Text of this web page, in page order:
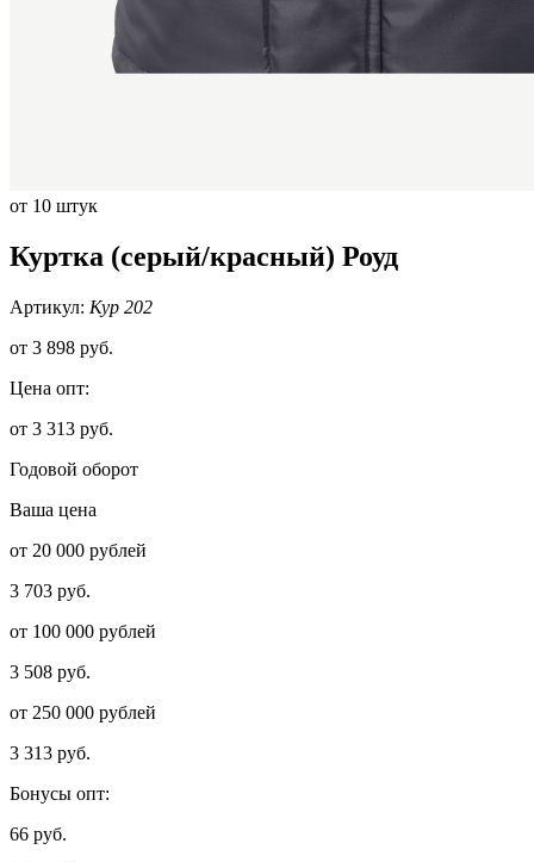
от 10 штук
Куртка (серый/красный) Роуд
Артикул: Кур 202
от 3 898 руб.
Цена опт:
от 3 313 руб.
Годовой оборот
Ваша цена
от 20 000 рублей
3 703 руб.
от 100 000 рублей
3 508 руб.
от 250 000 рублей
3 313 руб.
Бонусы опт:
66 руб.